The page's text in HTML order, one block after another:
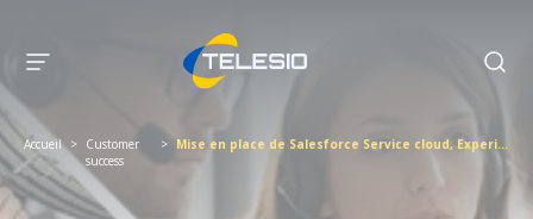
Accueil > Customer
success
> Mise en place de Salesforce Service cloud, Experience Cloud et Mulesoft